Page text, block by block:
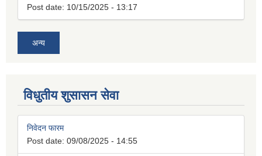
Post date: 10/15/2025 - 13:17
अन्य
विधुतीय शुसासन सेवा
निवेदन फारम
Post date: 09/08/2025 - 14:55